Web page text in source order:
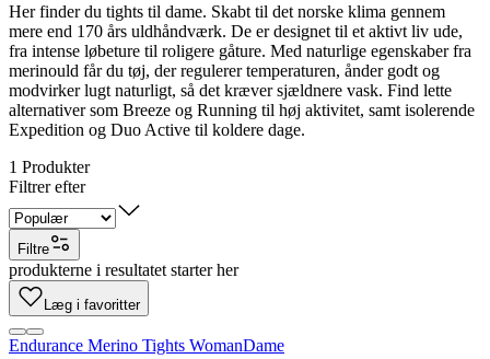
Her finder du tights til dame. Skabt til det norske klima gennem
mere end 170 års uldhåndværk. De er designet til et aktivt liv ude,
fra intense løbeture til roligere gåture. Med naturlige egenskaber fra
merinould får du tøj, der regulerer temperaturen, ånder godt og
modvirker lugt naturligt, så det kræver sjældnere vask. Find lette
alternativer som Breeze og Running til høj aktivitet, samt isolerende
Expedition og Duo Active til koldere dage.
1 Produkter
Filtrer efter
Filtre
produkterne i resultatet starter her
Læg i favoritter
Endurance Merino Tights WomanDame